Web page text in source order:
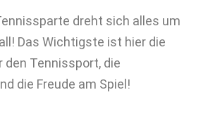
dreht sich alles um
Das Wichtigste ist hier die
Tennissport, die
die Freude am Spiel!